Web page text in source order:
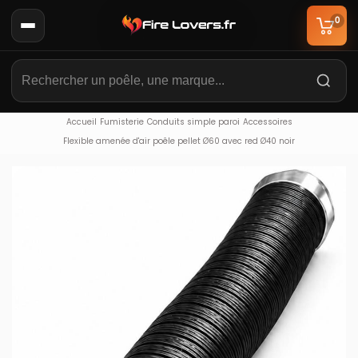
0
Accueil Fumisterie Conduits simple paroi Accessoires
Flexible amenée d'air poêle pellet Ø60 avec red Ø40 noir